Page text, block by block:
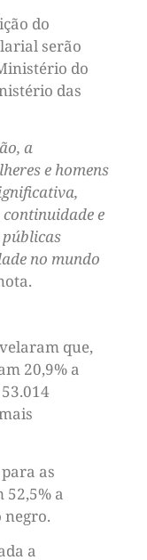
do
serão
do
das
a
e homens
e
no mundo
que,
20,9% a
as
52,5% a
negro.
a